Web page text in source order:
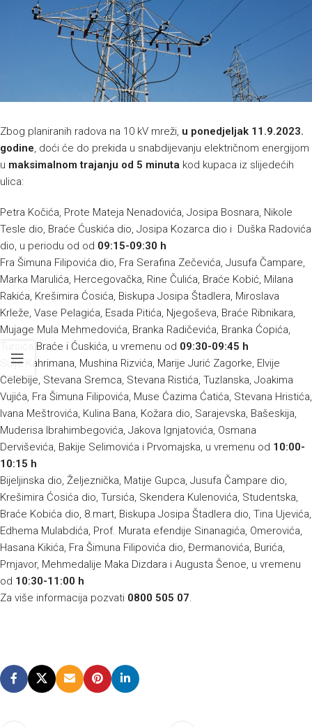
Zbog planiranih radova na 10 kV mreži, u ponedjeljak 11.9.2023.
godine, doći će do prekida u snabdijevanju električnom energijom
u maksimalnom trajanju od 5 minuta kod kupaca iz slijedećih
ulica:
Petra Kočića, Prote Mateja Nenadovića, Josipa Bosnara, Nikole
Tesle dio, Braće Ćuskića dio, Josipa Kozarca dio i Duška Radovića
dio, u periodu od od 09:15-09:30 h
Fra Šimuna Filipovića dio, Fra Serafina Zečevića, Jusufa Čampare,
Marka Marulića, Hercegovačka, Rine Čulića, Braće Kobić, Milana
Rakića, Krešimira Ćosića, Biskupa Josipa Štadlera, Miroslava
Krleže, Vase Pelagića, Esada Pitića, Njegoševa, Braće Ribnikara,
Mujage Mula Mehmedovića, Branka Radičevića, Branka Ćopića,
Tursića Braće i Ćuskića, u vremenu od 09:30-09:45 h
Sulje Kahrimana, Mushina Rizvića, Marije Jurić Zagorke, Elvije
Čelebije, Stevana Sremca, Stevana Ristića, Tuzlanska, Joakima
Vujića, Fra Šimuna Filipovića, Muse Ćazima Ćatića, Stevana Hristića,
Ivana Meštrovića, Kulina Bana, Kožara dio, Sarajevska, Bašeskija,
Muderisa Ibrahimbegovića, Jakova Ignjatovića, Osmana
Derviševića, Bakije Selimovića i Prvomajska, u vremenu od 10:00-
10:15 h
Bijeljinska dio, Željeznička, Matije Gupca, Jusufa Čampare dio,
Krešimira Ćosića dio, Tursića, Skendera Kulenovića, Studentska,
Braće Kobića dio, 8.mart, Biskupa Josipa Štadlera dio, Tina Ujevića,
Edhema Mulabdića, Prof. Murata efendije Sinanagića, Omerovića,
Hasana Kikića, Fra Šimuna Filipovića dio, Đermanovića, Burića,
Prnjavor, Mehmedalije Maka Dizdara i Augusta Šenoe, u vremenu
od 10:30-11:00 h
Za više informacija pozvati 0800 505 07.